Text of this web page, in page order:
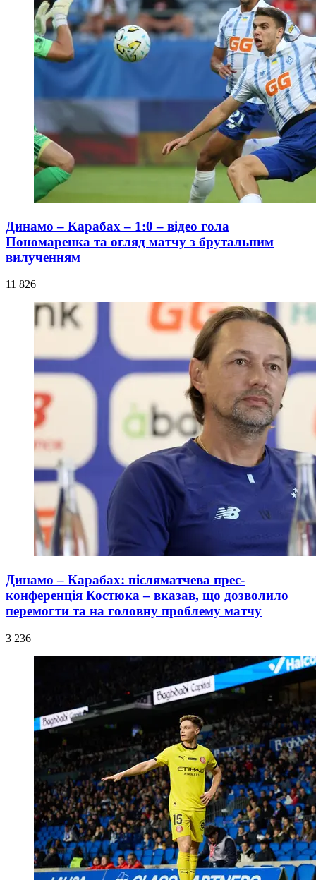
Динамо – Карабах – 1:0 – відео гола
Пономаренка та огляд матчу з брутальним
вилученням
11 826
Динамо – Карабах: післяматчева прес-
конференція Костюка – вказав, що дозволило
перемогти та на головну проблему матчу
3 236